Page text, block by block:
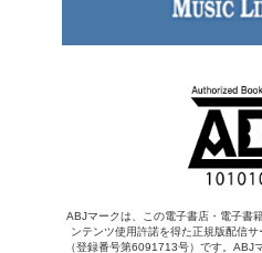
ABJマークは、この電子書店・電子書
ンテンツ使用許諾を得た正規版配信
（登録番号第6091713号）です。ABJ